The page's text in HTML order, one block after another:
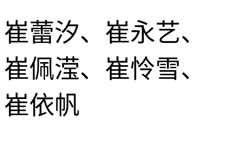
崔蕾汐、崔永艺、
崔佩滢、崔怜雪、
崔依帆